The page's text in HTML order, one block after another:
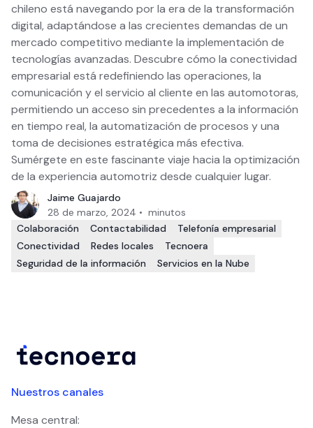
chileno está navegando por la era de la transformación
digital, adaptándose a las crecientes demandas de un
mercado competitivo mediante la implementación de
tecnologías avanzadas. Descubre cómo la conectividad
empresarial está redefiniendo las operaciones, la
comunicación y el servicio al cliente en las automotoras,
permitiendo un acceso sin precedentes a la información
en tiempo real, la automatización de procesos y una
toma de decisiones estratégica más efectiva.
Sumérgete en este fascinante viaje hacia la optimización
de la experiencia automotriz desde cualquier lugar.
Jaime Guajardo
28 de marzo, 2024 • minutos
Colaboración
Contactabilidad
Telefonía empresarial
Conectividad
Redes locales
Tecnoera
Seguridad de la información
Servicios en la Nube
Nuestros canales
Mesa central: